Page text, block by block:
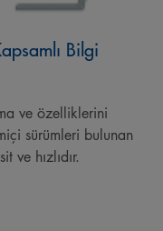
Bilgi
ve özelliklerini
sürümleri bulunan
hızlıdır.